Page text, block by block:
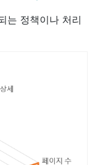
는 정책이나 처리